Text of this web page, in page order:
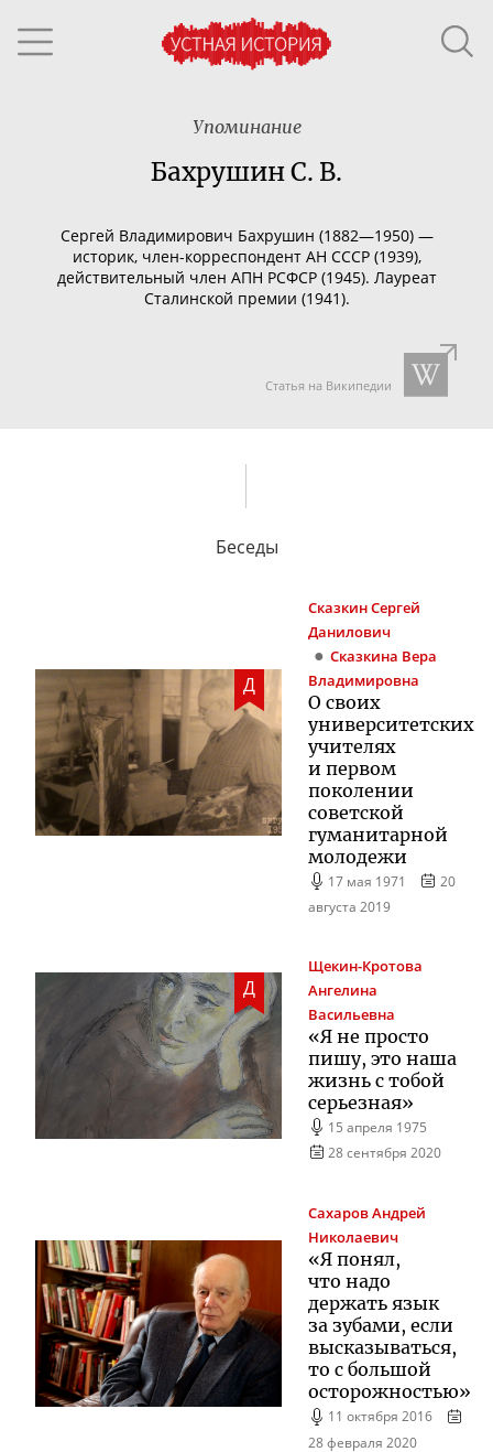
Упоминание
Бахрушин С. В.
Сергей Владимирович Бахрушин (1882—1950) —
историк, член-корреспондентАН СССР (1939),
действительный член АПН РСФСР (1945). Лауреат
Сталинской премии (1941).
Статья на Википедии
Беседы
Д
СказкинСергей
Данилович
Сказкина Вера
Владимировна
О своих
университетских
учителях
и первом
поколении
советской
гуманитарной
молодежи
17 мая 1971
20
августа 2019
Д
Щекин-Кротова
Ангелина
Васильевна
«Я не просто
пишу, это наша
жизнь с тобой
серьезная»
15 апреля 1975
28 сентября 2020
СахаровАндрей
Николаевич
«Я понял,
что надо
держать язык
за зубами, если
высказываться,
то с большой
осторожностью»
11 октября 2016
28 февраля 2020